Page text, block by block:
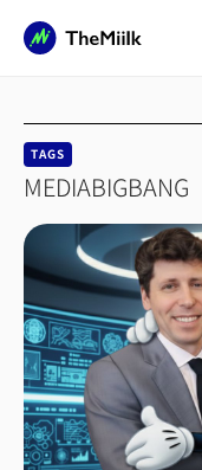
TAGS
MEDIABIGBANG